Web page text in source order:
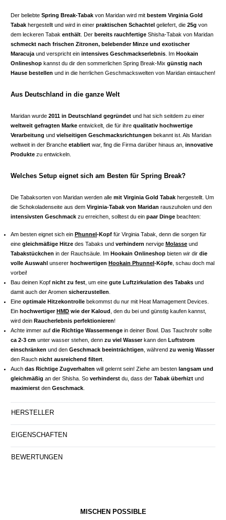
Der beliebte Spring Break-Tabak von Maridan wird mit bestem Virginia Gold
Tabak hergestellt und wird in einer praktischen Schachtel geliefert, die 25g von
dem leckeren Tabak enthält . Der bereits rauchfertige Shisha-Tabak von Maridan
schmeckt nach frischen Zitronen, belebender Minze und exotischer
Maracuja und verspricht ein intensives Geschmackserlebnis . Im Hookain
Onlineshop kannst du dir den sommerlichen Spring Break-Mix günstig nach
Hause bestellen und in die herrlichen Geschmackswelten von Maridan eintauchen!
Aus Deutschland in die ganze Welt
Maridan wurde 2011 in Deutschland gegründet und hat sich seitdem zu einer
weltweit gefragten Marke entwickelt, die für ihre qualitativ hochwertige
Verarbeitung und vielseitigen Geschmacksrichtungen bekannt ist. Als Maridan
weltweit in der Branche etabliert war, fing die Firma darüber hinaus an, innovative
Produkte zu entwickeln.
Welches Setup eignet sich am Besten für Spring Break?
Die Tabaksorten von Maridan werden alle mit Virginia Gold Tabak hergestellt. Um
die Schokoladenseite aus dem Virginia-Tabak von Maridan rauszuholen und den
intensivsten Geschmack zu erreichen, solltest du ein paar Dinge beachten:
Am besten eignet sich ein Phunnel-Kopf für Virginia Tabak, denn die sorgen für
eine gleichmäßige Hitze des Tabaks und verhindern nervige Molasse und
Tabakstückchen in der Rauchsäule. Im Hookain Onlineshop bieten wir dir die
volle Auswahl unserer hochwertigen Hookain Phunnel-Köpfe , schau doch mal
vorbei!
Bau deinen Kopf nicht zu fest , um eine gute Luftzirkulation des Tabaks und
damit auch der Aromen sicherzustellen
Eine optimale Hitzekontrolle bekommst du nur mit Heat Mamagement Devices.
Ein hochwertigerHMD wie der Kaloud , den du bei und günstig kaufen kannst,
wird dein Raucherlebnis perfektionieren!
Achte immer auf die Richtige Wassermenge in deiner Bowl. Das Tauchrohr sollte
ca 2-3 cm unter wasser stehen, denn zu viel Wasserkann den Luftstrom
einschränken und den Geschmack beeinträchtigen , während zu wenig Wasser
den Rauch nicht ausreichend filtert
Auch das Richtige Zugverhalten will gelernt sein! Ziehe am besten langsam und
gleichmäßig an der Shisha. So verhinderst du, dass der Tabak überhizt und
maximierst den Geschmack
HERSTELLER
EIGENSCHAFTEN
BEWERTUNGEN
MISCHEN POSSIBLE